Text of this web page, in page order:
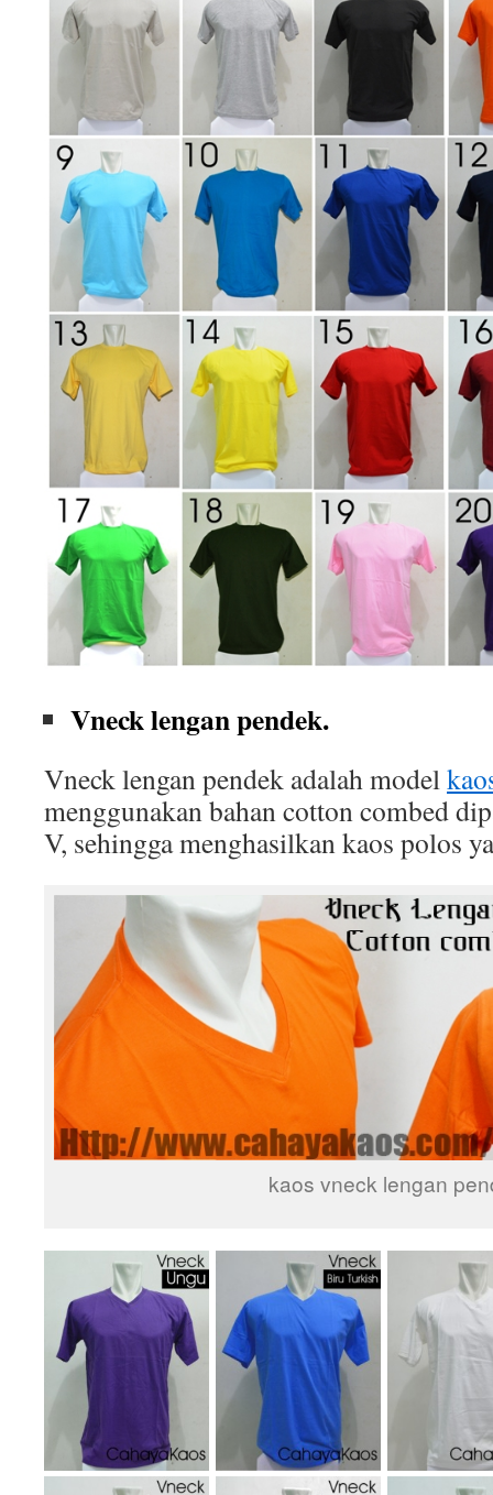
Vneck lengan pendek.
Vneck lengan pendek adalah model
menggunakan bahan cotton combed
V, sehingga menghasilkan kaos polos
kaos vneck lengan